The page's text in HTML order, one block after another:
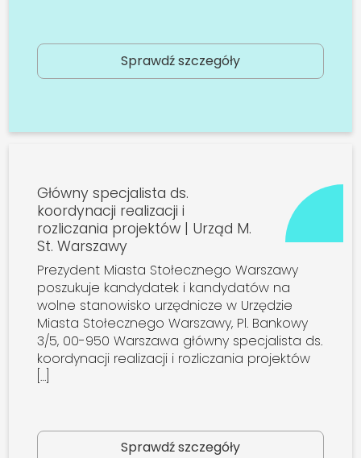
Sprawdź szczegóły
Główny specjalista ds.
koordynacji realizacji i
rozliczania projektów | Urząd M.
St. Warszawy
Prezydent Miasta Stołecznego Warszawy
poszukuje kandydatek i kandydatów na
wolne stanowisko urzędnicze w Urzędzie
Miasta Stołecznego Warszawy, Pl. Bankowy
3/5, 00-950 Warszawa główny specjalista ds.
koordynacji realizacji i rozliczania projektów
[…]
Sprawdź szczegóły